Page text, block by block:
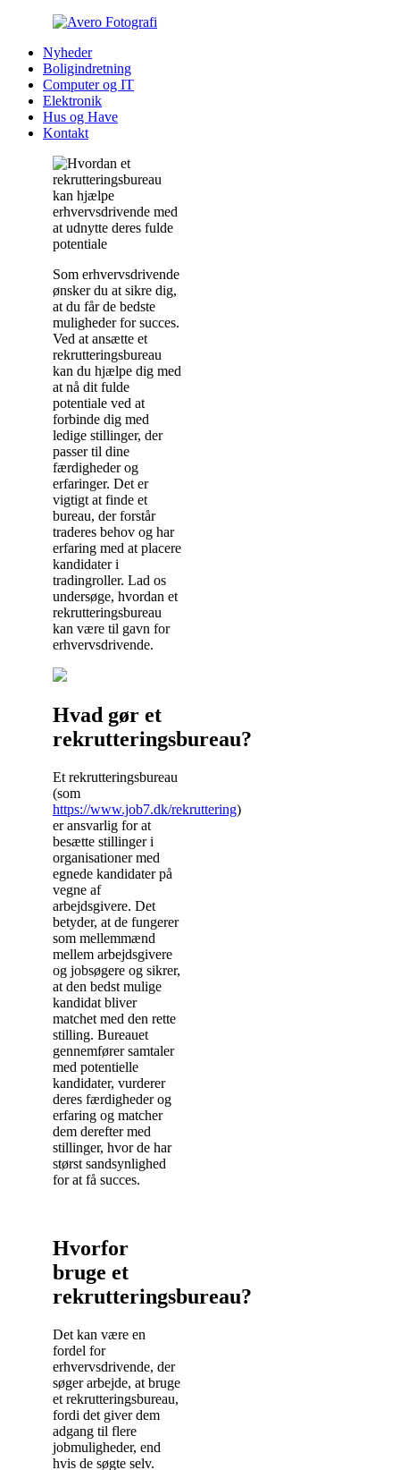
Nyheder
Boligindretning
Computer og IT
Elektronik
Hus og Have
Kontakt
Som erhvervsdrivende
ønsker du at sikre dig,
at du får de bedste
muligheder for succes.
Ved at ansætte et
rekrutteringsbureau
kan du hjælpe dig med
at nå dit fulde
potentiale ved at
forbinde dig med
ledige stillinger, der
passer til dine
færdigheder og
erfaringer. Det er
vigtigt at finde et
bureau, der forstår
traderes behov og har
erfaring med at placere
kandidater i
tradingroller. Lad os
undersøge, hvordan et
rekrutteringsbureau
kan være til gavn for
erhvervsdrivende.
Hvad gør et
rekrutteringsbureau?
Et rekrutteringsbureau
(som
https://www.job7.dk/rekruttering)
er ansvarlig for at
besætte stillinger i
organisationer med
egnede kandidater på
vegne af
arbejdsgivere. Det
betyder, at de fungerer
som mellemmænd
mellem arbejdsgivere
og jobsøgere og sikrer,
at den bedst mulige
kandidat bliver
matchet med den rette
stilling. Bureauet
gennemfører samtaler
med potentielle
kandidater, vurderer
deres færdigheder og
erfaring og matcher
dem derefter med
stillinger, hvor de har
størst sandsynlighed
for at få succes.
Hvorfor
bruge et
rekrutteringsbureau?
Det kan være en
fordel for
erhvervsdrivende, der
søger arbejde, at bruge
et rekrutteringsbureau,
fordi det giver dem
adgang til flere
jobmuligheder, end
hvis de søgte selv.